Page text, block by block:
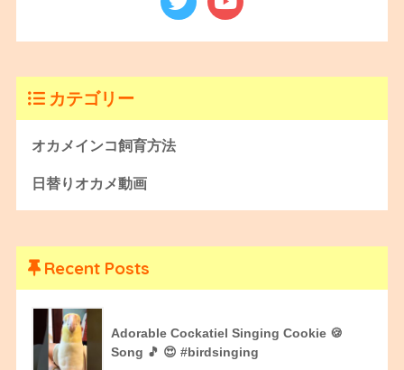
カテゴリー
オカメインコ飼育方法
日替りオカメ動画
Recent Posts
Adorable Cockatiel Singing Cookie 🍪
Song 🎵 😍 #birdsinging